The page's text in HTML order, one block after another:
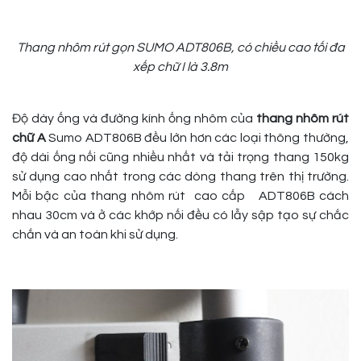
Thang nhôm rút gọn SUMO ADT806B, có chiều cao tối đa
xếp chữ I là 3.8m
Độ dày ống và đường kính ống nhôm của thang nhôm rút
chữ ASumo ADT806B đều lớn hơn các loại thông thường,
độ dài ống nối cũng nhiều nhất và tải trọng thang 150kg
sử dụng cao nhất trong các dòng thang trên thị trường.
Mỗi bậc của thang nhôm rút cao cấp ADT806B cách
nhau 30cm và ở các khớp nối đều có lẫy sập tạo sự chắc
chắn và an toàn khi sử dụng.